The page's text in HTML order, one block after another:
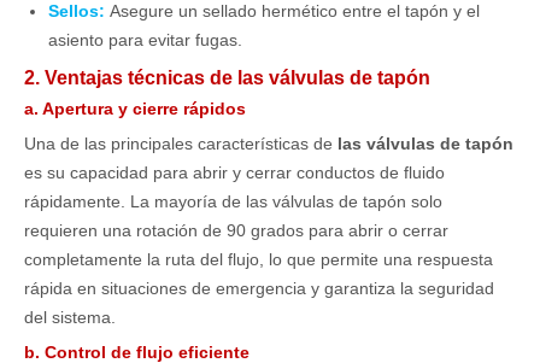
Sellos: Asegure un sellado hermético entre el tapón y el
asiento para evitar fugas.
2. Ventajas técnicas de las válvulas de tapón
a. Apertura y cierre rápidos
Una de las principales características de las válvulas de tapón
es su capacidad para abrir y cerrar conductos de fluido
rápidamente. La mayoría de las válvulas de tapón solo
requieren una rotación de 90 grados para abrir o cerrar
completamente la ruta del flujo, lo que permite una respuesta
rápida en situaciones de emergencia y garantiza la seguridad
del sistema.
b. Control de flujo eficiente